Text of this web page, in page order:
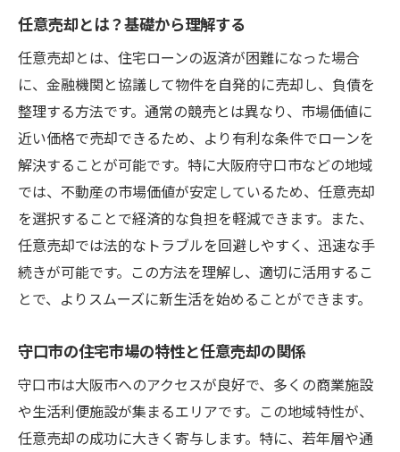
地域特性を活かす任意売却守口市の成功事例
守口市の不動産市場の動向分析
地域特性を活かした任意売却の戦略
成功事例から学ぶ任意売却のポイント
守口市で効果的な任意売却を実現する方法
地域密着型アプローチの重要性
地元の専門家によるサポート体制
住宅ローンの負担軽減任意売却のメリットとは
ローン負担を軽減するための任意売却の利
守口市での任意売却がもたらす経済的メリ
ット
負担軽減を実現するための具体的ステップ
任意売却でライフスタイルを見直す
任意売却とは？基礎から理解する
任意売却とは、住宅ローンの返済が困難になった場合
に、金融機関と協議して物件を自発的に売却し、負債を
整理する方法です。通常の競売とは異なり、市場価値に
近い価格で売却できるため、より有利な条件でローンを
解決することが可能です。特に大阪府守口市などの地域
では、不動産の市場価値が安定しているため、任意売却
を選択することで経済的な負担を軽減できます。また、
任意売却では法的なトラブルを回避しやすく、迅速な手
続きが可能です。この方法を理解し、適切に活用するこ
とで、よりスムーズに新生活を始めることができます。
守口市の住宅市場の特性と任意売却の関係
守口市は大阪市へのアクセスが良好で、多くの商業施設
や生活利便施設が集まるエリアです。この地域特性が、
任意売却の成功に大きく寄与します。特に、若年層や通